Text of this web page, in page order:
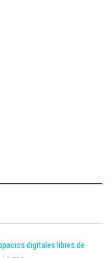
digitales libres de